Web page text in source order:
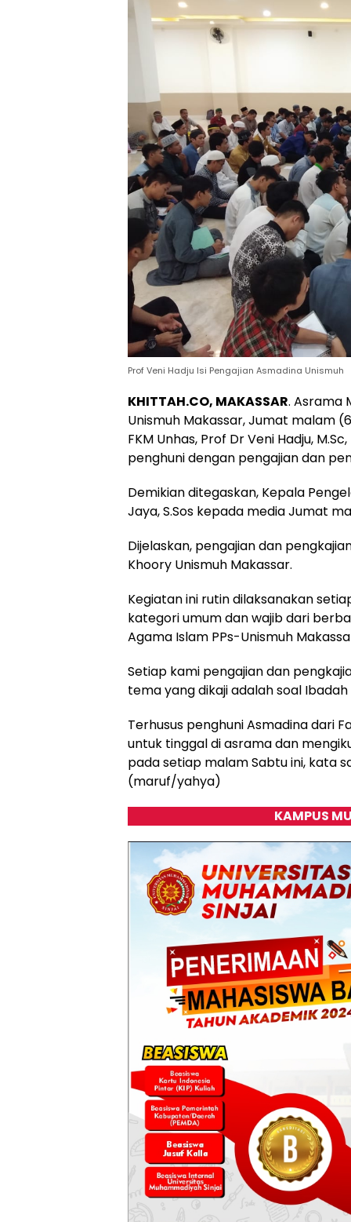
Prof Veni Hadju Isi Pengajian Asmadina Unismuh
KHITTAH.CO, MAKASSAR. Asrama
Unismuh Makassar, Jumat malam
FKM Unhas, Prof Dr Veni Hadju,
penghuni dengan pengajian dan
Demikian ditegaskan, Kepala
Jaya, S.Sos kepada media Jumat
Dijelaskan, pengajian dan
Khoory Unismuh Makassar.
Kegiatan ini rutin dilaksanakan
kategori umum dan wajib dari
Agama Islam PPs-Unismuh
Setiap kami pengajian dan
tema yang dikaji adalah soal
Terhusus penghuni Asmadina dari
untuk tinggal di asrama dan
pada setiap malam Sabtu ini, kata
(maruf/yahya)
KAMPUS